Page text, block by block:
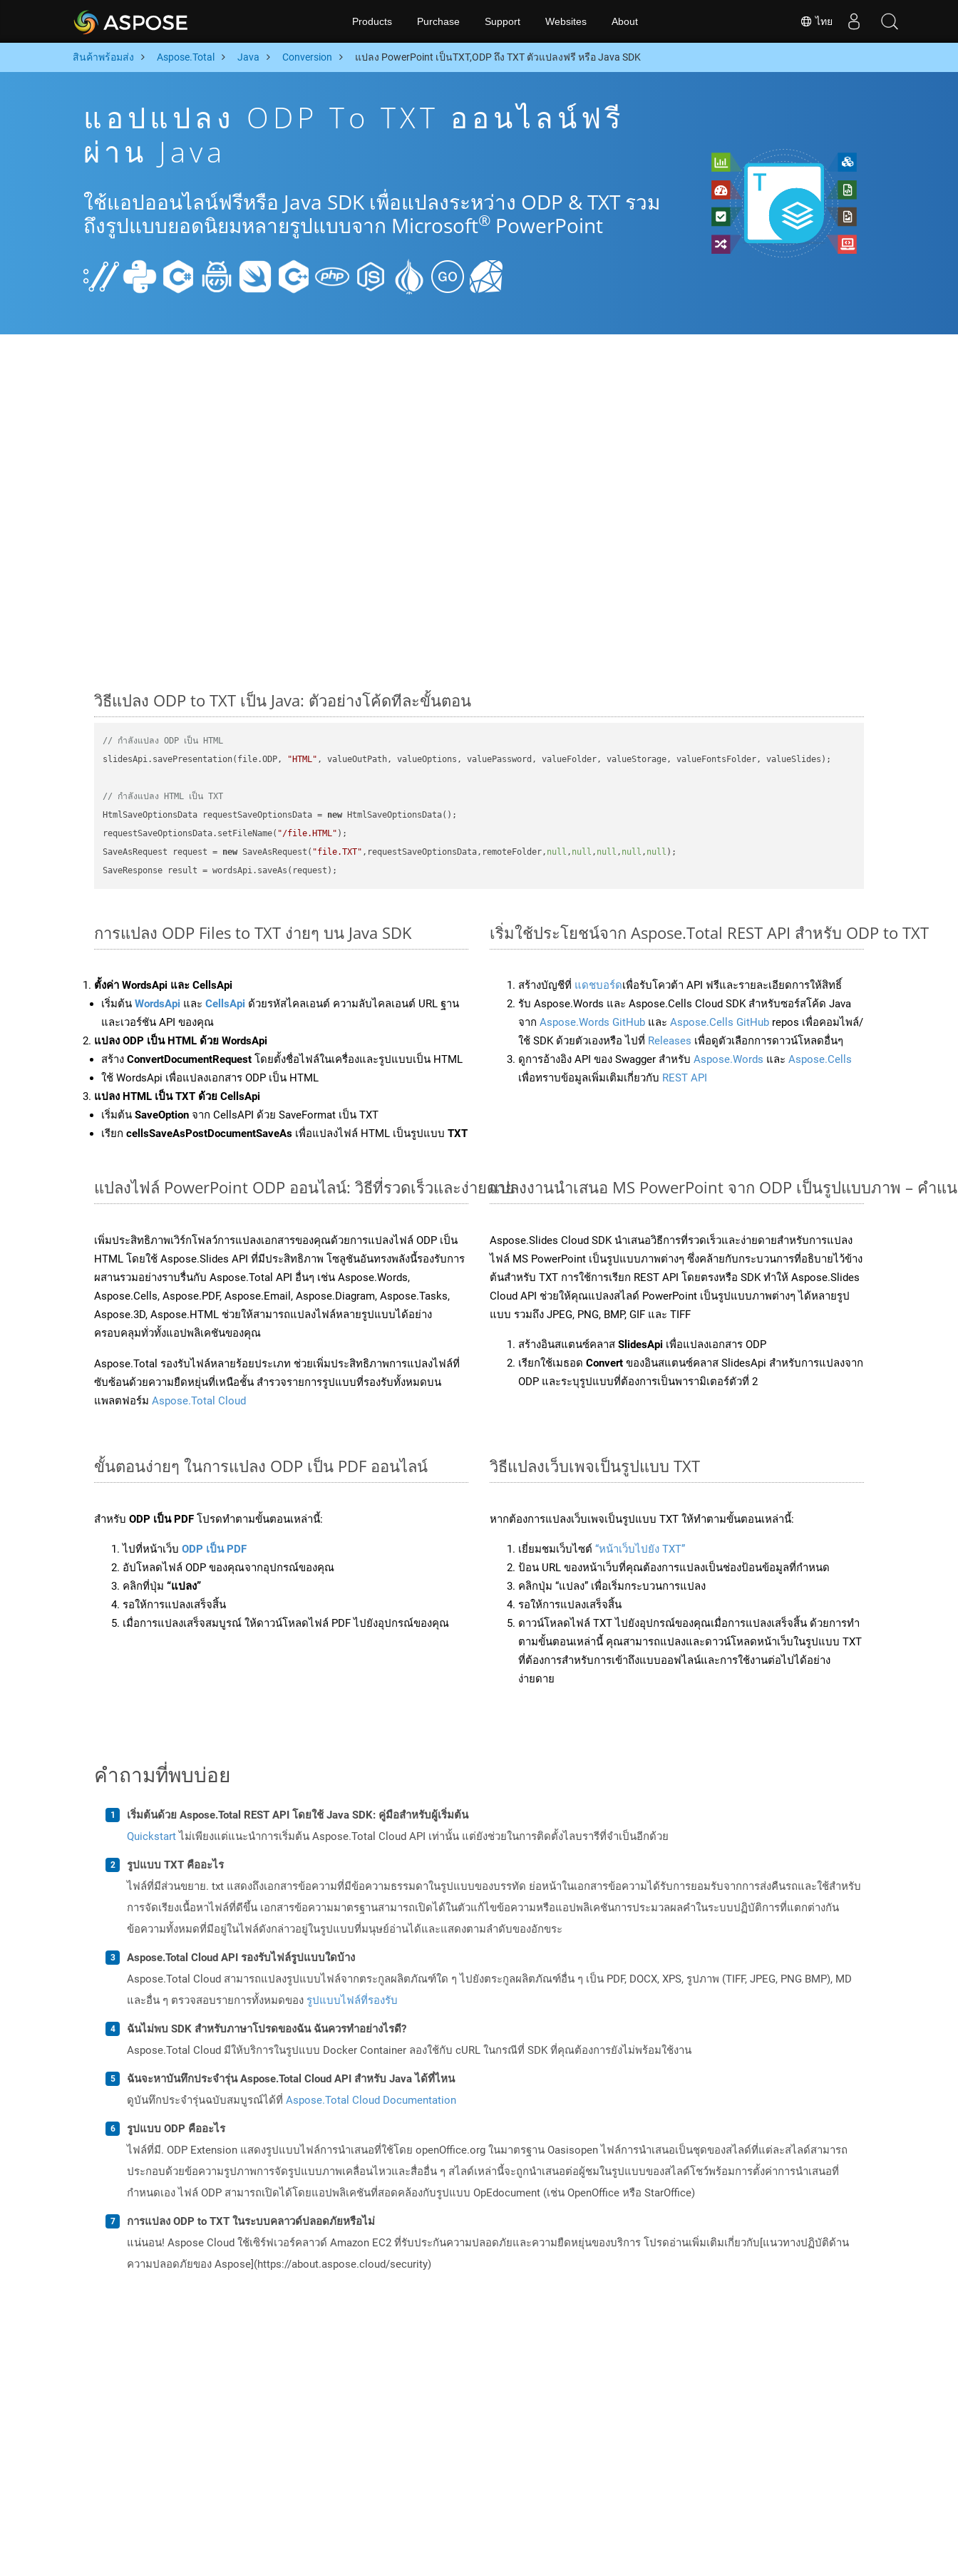
ไทย
Products Purchase Support Websites About
สินค้าพร้อมส่ง Aspose.Total Java Conversion แปลง PowerPoint เป็นTXT,ODP ถึง TXT ตัวแปลงฟรี หรือ Java SDK
แอปแปลง ODP To TXT ออนไลน์ฟรี
ผ่าน Java
ใช้แอปออนไลน์ฟรีหรือ Java SDK เพื่อแปลงระหว่าง ODP & TXT รวม
ถึงรูปแบบยอดนิยมหลายรูปแบบจาก Microsoft® PowerPoint
วิธีแปลง ODP to TXT เป็น Java: ตัวอย่างโค้ดทีละขั้นตอน
// กำลังแปลง ODP เป็น HTML
slidesApi.savePresentation(file.ODP,
"HTML" , valueOutPath, valueOptions, valuePassword, valueFolder, valueStorage, valueFontsFolder, valueSlides);
// กำลังแปลง HTML เป็น TXT
HtmlSaveOptionsData requestSaveOptionsData = new HtmlSaveOptionsData();
requestSaveOptionsData.setFileName( "/file.HTML" );
SaveAsRequest request = new SaveAsRequest( "file.TXT" ,requestSaveOptionsData,remoteFolder, null , null , null , null , null );
การแปลง ODP Files to TXT ง่ายๆ บน Java SDK
ตั้งค่า WordsApi และ CellsApi
เริ่มต้น WordsApi และ CellsApi ด้วยรหัสไคลเอนต์ ความลับไคลเอนต์ URL ฐาน
และเวอร์ชัน API ของคุณ
แปลง ODP เป็น HTML ด้วย WordsApi
สร้าง ConvertDocumentRequest โดยตั้งชื่อไฟล์ในเครื่องและรูปแบบเป็น HTML
ใช้ WordsApi เพื่อแปลงเอกสาร ODP เป็น HTML
แปลง HTML เป็น TXT ด้วย CellsApi
เริ่มต้น SaveOption จาก CellsAPI ด้วย SaveFormat เป็น TXT
เรียก cellsSaveAsPostDocumentSaveAs เพื่อแปลงไฟล์ HTML เป็นรูปแบบ TXT
เริ่มใช้ประโยชน์จาก Aspose.Total REST API สำหรับ ODP to TXT
สร้างบัญชีที่ แดชบอร์ดเพื่อรับโควต้า API ฟรีและรายละเอียดการให้สิทธิ์
รับ Aspose.Words และ Aspose.Cells Cloud SDK สำหรับซอร์สโค้ด Java
จาก Aspose.Words GitHub และ Aspose.Cells GitHub repos เพื่อคอมไพล์/
ใช้ SDK ด้วยตัวเองหรือ ไปที่ Releases เพื่อดูตัวเลือกการดาวน์โหลดอื่นๆ
ดูการอ้างอิง API ของ Swagger สำหรับ Aspose.Words และ Aspose.Cells
เพื่อทราบข้อมูลเพิ่มเติมเกี่ยวกับ REST API
แปลงไฟล์ PowerPoint ODP ออนไลน์: วิธีที่รวดเร็วและง่ายดาย
เพิ่มประสิทธิภาพเวิร์กโฟลว์การแปลงเอกสารของคุณด้วยการแปลงไฟล์ ODP เป็น
HTML โดยใช้ Aspose.Slides API ที่มีประสิทธิภาพ โซลูชันอันทรงพลังนี้รองรับการ
ผสานรวมอย่างราบรื่นกับ Aspose.Total API อื่นๆ เช่น Aspose.Words,
Aspose.Cells, Aspose.PDF, Aspose.Email, Aspose.Diagram, Aspose.Tasks,
Aspose.3D, Aspose.HTML ช่วยให้สามารถแปลงไฟล์หลายรูปแบบได้อย่าง
ครอบคลุมทั่วทั้งแอปพลิเคชันของคุณ
Aspose.Total รองรับไฟล์หลายร้อยประเภท ช่วยเพิ่มประสิทธิภาพการแปลงไฟล์ที่
ซับซ้อนด้วยความยืดหยุ่นที่เหนือชั้น สำรวจรายการรูปแบบที่รองรับทั้งหมดบน
แพลตฟอร์ม Aspose.Total Cloud
แปลงงานนำเสนอ MS PowerPoint จาก ODP เป็นรูปแบบภาพ – คำ
Aspose.Slides Cloud SDK นำเสนอวิธีการที่รวดเร็วและง่ายดายสำหรับการแปลง
ไฟล์ MS PowerPoint เป็นรูปแบบภาพต่างๆ ซึ่งคล้ายกับกระบวนการที่อธิบายไว้ข้าง
ต้นสำหรับ TXT การใช้การเรียก REST API โดยตรงหรือ SDK ทำให้ Aspose.Slides
Cloud API ช่วยให้คุณแปลงสไลด์ PowerPoint เป็นรูปแบบภาพต่างๆ ได้หลายรูป
แบบ รวมถึง JPEG, PNG, BMP, GIF และ TIFF
สร้างอินสแตนซ์คลาส SlidesApi เพื่อแปลงเอกสาร ODP
เรียกใช้เมธอด Convert ของอินสแตนซ์คลาส SlidesApi สำหรับการแปลงจาก
ODP และระบุรูปแบบที่ต้องการเป็นพารามิเตอร์ตัวที่ 2
ขั้นตอนง่ายๆ ในการแปลง ODP เป็น PDF ออนไลน์
สำหรับ ODP เป็น PDF โปรดทำตามขั้นตอนเหล่านี้:
ไปที่หน้าเว็บ ODP เป็น PDF
อัปโหลดไฟล์ ODP ของคุณจากอุปกรณ์ของคุณ
คลิกที่ปุ่ม “แปลง”
รอให้การแปลงเสร็จสิ้น
เมื่อการแปลงเสร็จสมบูรณ์ ให้ดาวน์โหลดไฟล์ PDF ไปยังอุปกรณ์ของคุณ
วิธีแปลงเว็บเพจเป็นรูปแบบ TXT
หากต้องการแปลงเว็บเพจเป็นรูปแบบ TXT ให้ทำตามขั้นตอนเหล่านี้:
เยี่ยมชมเว็บไซต์ “หน้าเว็บไปยัง TXT”
ป้อน URL ของหน้าเว็บที่คุณต้องการแปลงเป็นช่องป้อนข้อมูลที่กำหนด
คลิกปุ่ม “แปลง” เพื่อเริ่มกระบวนการแปลง
รอให้การแปลงเสร็จสิ้น
ดาวน์โหลดไฟล์ TXT ไปยังอุปกรณ์ของคุณเมื่อการแปลงเสร็จสิ้น ด้วยการทำ
ตามขั้นตอนเหล่านี้ คุณสามารถแปลงและดาวน์โหลดหน้าเว็บในรูปแบบ TXT
ที่ต้องการสำหรับการเข้าถึงแบบออฟไลน์และการใช้งานต่อไปได้อย่าง
ง่ายดาย
คำถามที่พบบ่อย
เริ่มต้นด้วย Aspose.Total REST API โดยใช้ Java SDK: คู่มือสำหรับผู้เริ่มต้น
Quickstartไม่เพียงแต่แนะนำการเริ่มต้น Aspose.Total Cloud API เท่านั้น แต่ยังช่วยในการติดตั้งไลบรารีที่จำเป็นอีกด้วย
รูปแบบ TXT คืออะไร
ไฟล์ที่มีส่วนขยาย. txt แสดงถึงเอกสารข้อความที่มีข้อความธรรมดาในรูปแบบของบรรทัด ย่อหน้าในเอกสารข้อความได้รับการยอมรับจากการส่งคืนรถและใช้สำหรับ
การจัดเรียงเนื้อหาไฟล์ที่ดีขึ้น เอกสารข้อความมาตรฐานสามารถเปิดได้ในตัวแก้ไขข้อความหรือแอปพลิเคชันการประมวลผลคำในระบบปฏิบัติการที่แตกต่างกัน
ข้อความทั้งหมดที่มีอยู่ในไฟล์ดังกล่าวอยู่ในรูปแบบที่มนุษย์อ่านได้และแสดงตามลำดับของอักขระ
Aspose.Total Cloud API รองรับไฟล์รูปแบบใดบ้าง
Aspose.Total Cloud สามารถแปลงรูปแบบไฟล์จากตระกูลผลิตภัณฑ์ใด ๆ ไปยังตระกูลผลิตภัณฑ์อื่น ๆ เป็น PDF, DOCX, XPS, รูปภาพ (TIFF, JPEG, PNG BMP), MD
และอื่น ๆ ตรวจสอบรายการทั้งหมดของ รูปแบบไฟล์ที่รองรับ
ฉันไม่พบ SDK สำหรับภาษาโปรดของฉัน ฉันควรทำอย่างไรดี?
Aspose.Total Cloud มีให้บริการในรูปแบบ Docker Container ลองใช้กับ cURL ในกรณีที่ SDK ที่คุณต้องการยังไม่พร้อมใช้งาน
ฉันจะหาบันทึกประจำรุ่น Aspose.Total Cloud API สำหรับ Java ได้ที่ไหน
ดูบันทึกประจำรุ่นฉบับสมบูรณ์ได้ที่ Aspose.Total Cloud Documentation
รูปแบบ ODP คืออะไร
ไฟล์ที่มี. ODP Extension แสดงรูปแบบไฟล์การนำเสนอที่ใช้โดย openOffice.org ในมาตรฐาน Oasisopen ไฟล์การนำเสนอเป็นชุดของสไลด์ที่แต่ละสไลด์สามารถ
ประกอบด้วยข้อความรูปภาพการจัดรูปแบบภาพเคลื่อนไหวและสื่ออื่น ๆ สไลด์เหล่านี้จะถูกนำเสนอต่อผู้ชมในรูปแบบของสไลด์โชว์พร้อมการตั้งค่าการนำเสนอที่
กำหนดเอง ไฟล์ ODP สามารถเปิดได้โดยแอปพลิเคชันที่สอดคล้องกับรูปแบบ OpEdocument (เช่น OpenOffice หรือ StarOffice)
การแปลง ODP to TXT ในระบบคลาวด์ปลอดภัยหรือไม่
แน่นอน! Aspose Cloud ใช้เซิร์ฟเวอร์คลาวด์ Amazon EC2 ที่รับประกันความปลอดภัยและความยืดหยุ่นของบริการ โปรดอ่านเพิ่มเติมเกี่ยวกับ[แนวทางปฏิบัติด้าน
ความปลอดภัยของ Aspose](https://about.aspose.cloud/security)